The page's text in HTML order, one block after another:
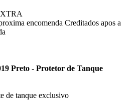
encomenda Creditados apos a
Preto - Protetor de Tanque
de tanque exclusivo